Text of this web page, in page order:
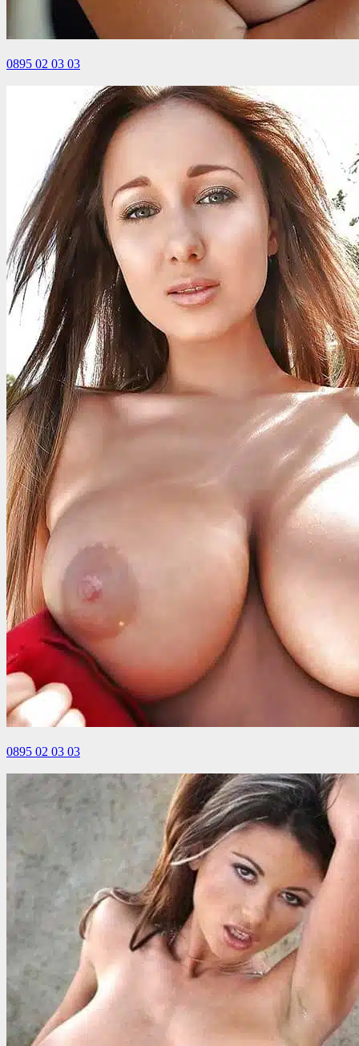
0895 02 03 03
0895 02 03 03